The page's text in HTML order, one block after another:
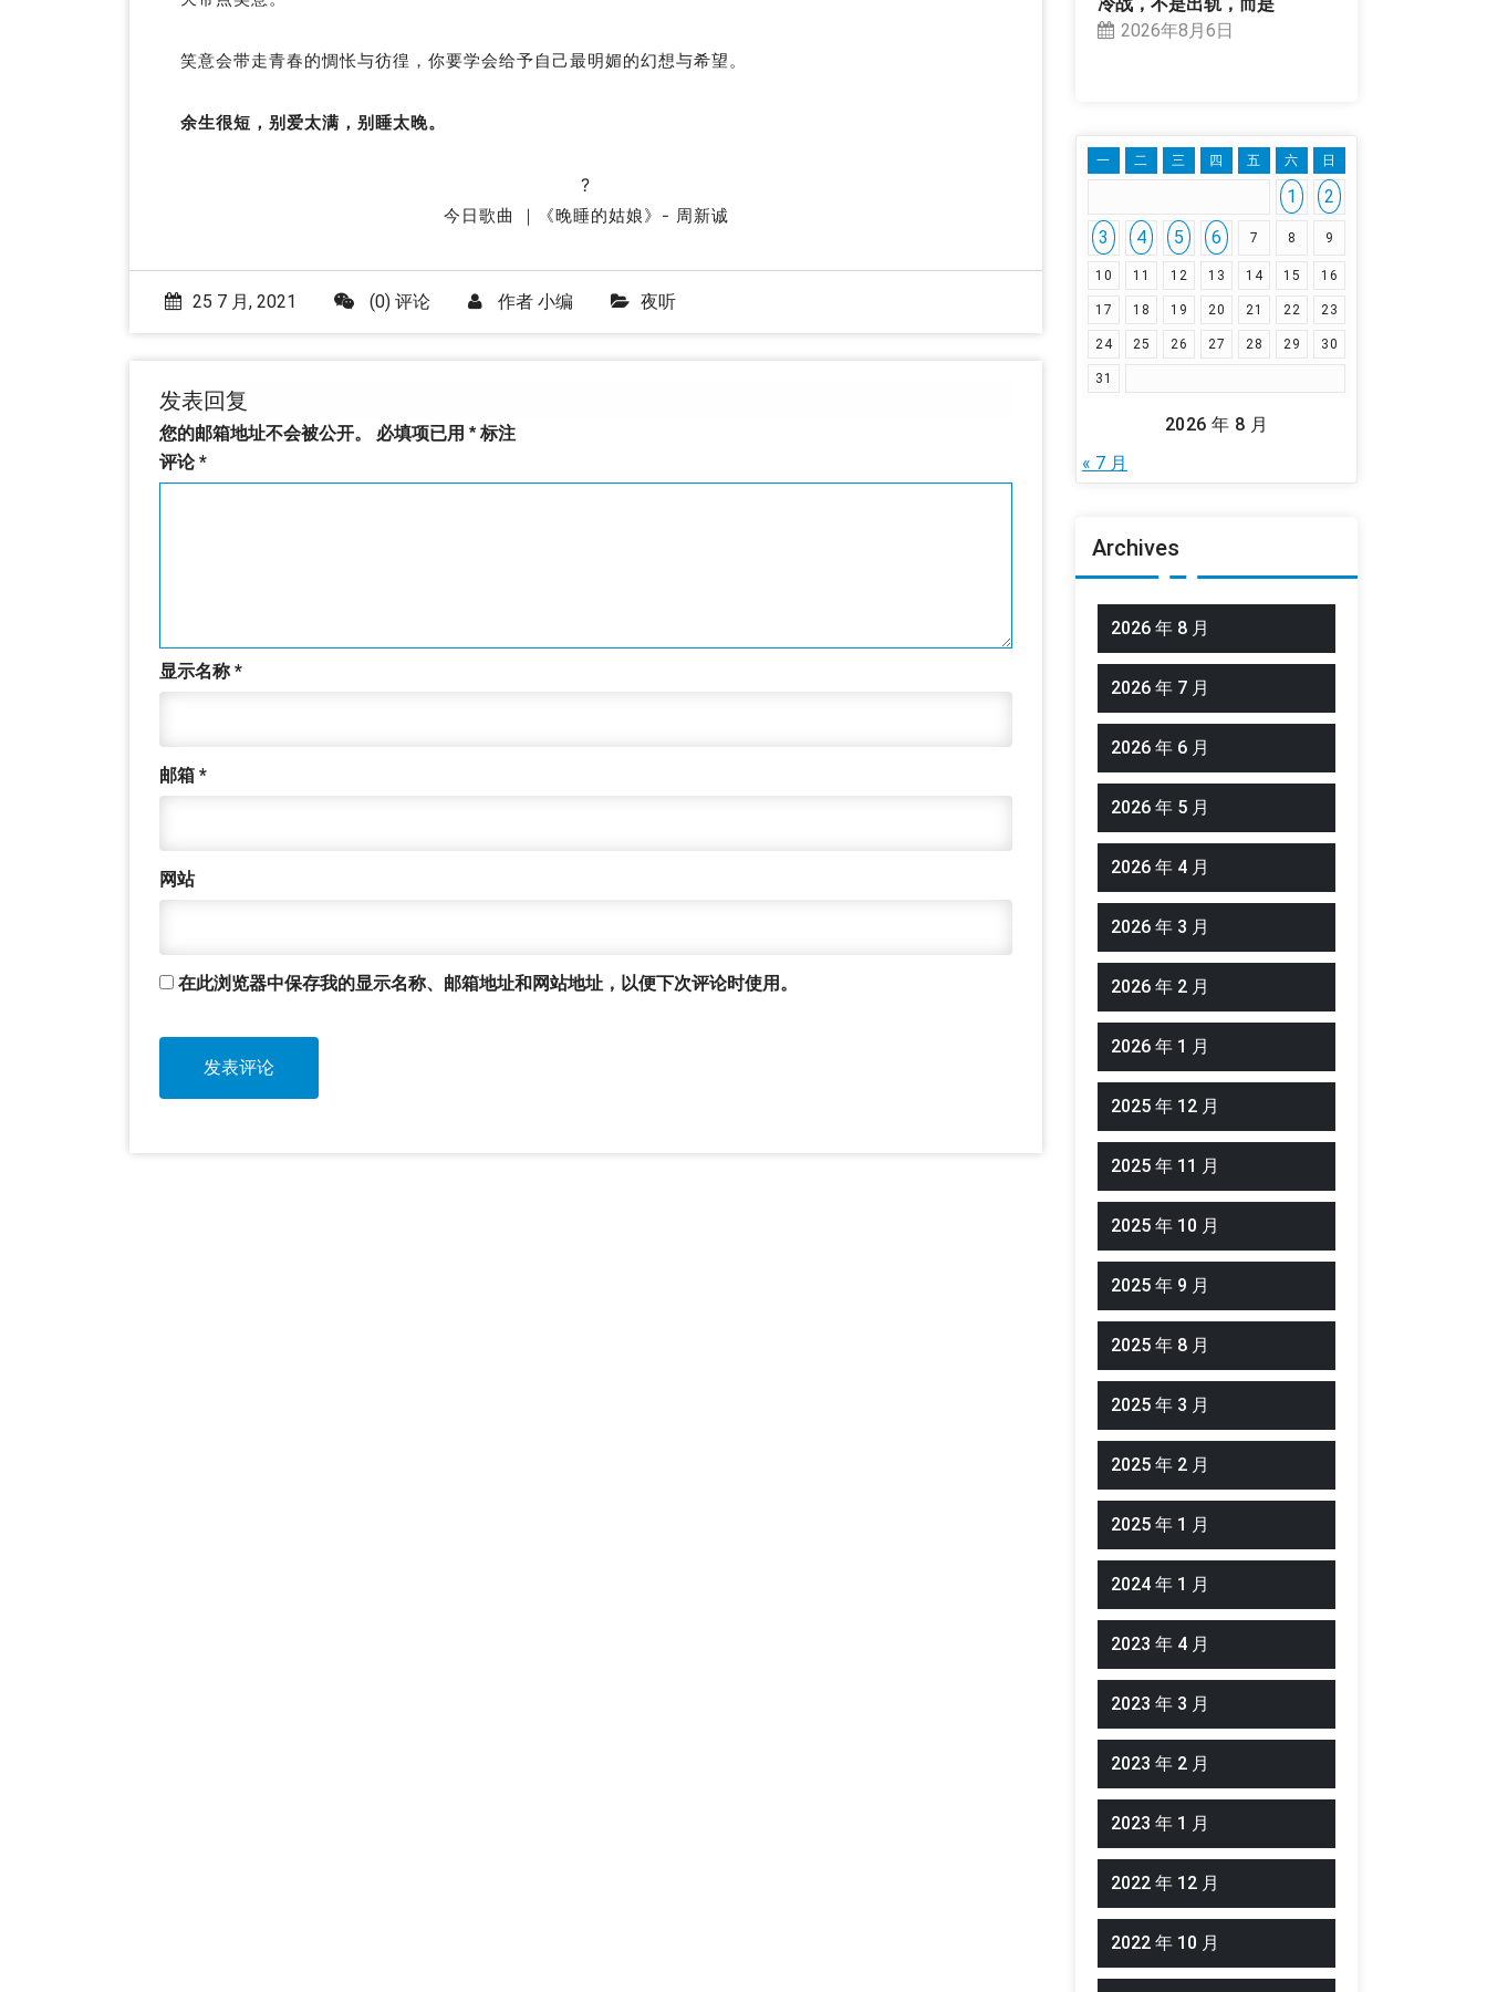
笑意会带走青春的惆怅与彷徨，你要学会给予自己最明媚的幻想与希望。
余生很短，别爱太满，别睡太晚。
?
今日歌曲 ｜《晚睡的姑娘》- 周新诚
25 7 月, 2021 (0) 评论 作者 小编 夜听
发表回复
您的邮箱地址不会被公开。 必填项已用 * 标注
评论*
显示名称*
邮箱 *
网站
在此浏览器中保存我的显示名称、邮箱地址和网站地址，以便下次评论时使用。
2026年8月6日
2026 年 8 月
一 二 三 四 五 六 日
1
2
3
4 5 6 7 8 9
10 11 12 13 14 15 16
17 18 19 20 21 22 23
24 25 26 27 28 29 30
31
« 7 月
Archives
2026 年 8 月
2026 年 7 月
2026 年 6 月
2026 年 5 月
2026 年 4 月
2026 年 3 月
2026 年 2 月
2026 年 1 月
2025 年 12 月
2025 年 11 月
2025 年 10 月
2025 年 9 月
2025 年 8 月
2025 年 3 月
2025 年 2 月
2025 年 1 月
2024 年 1 月
2023 年 4 月
2023 年 3 月
2023 年 2 月
2023 年 1 月
2022 年 12 月
2022 年 10 月